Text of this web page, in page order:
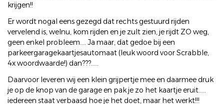
krijgen!!
Er wordt nogal eens gezegd dat rechts gestuurd rijden
vervelend is, welnu, kom rijden en je zult zien, je rijdt ZO weg,
geen enkel probleem.... Ja maar, dat gedoe bij een
parkeergaragekaartjesautomaat (leuk woord voor Scrabble,
4x woordwaarde!) dan???.....
Daarvoor leveren wij een klein grijpertje mee en daarmee druk
je op de knop van de garage en pak je zo het kaartje eruit.....
iedereen staat verbaasd hoe je het doet, maar het werkt!!!